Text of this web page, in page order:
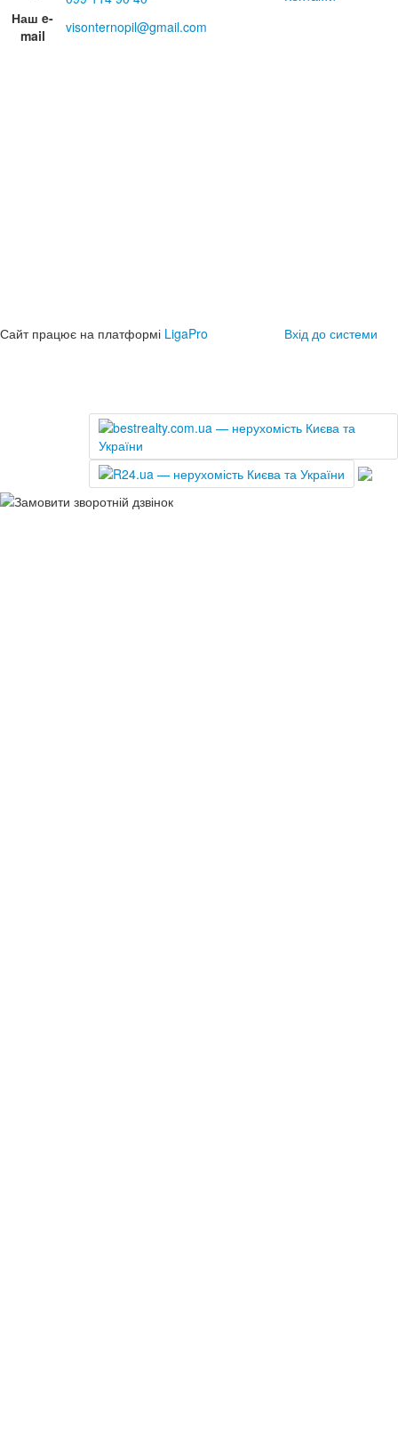
Наш e-
mail
visonternopil@gmail.com
Сайт працює на платформі LigaPro Вхід до системи